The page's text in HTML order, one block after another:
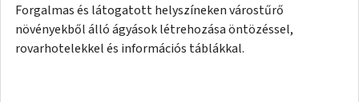
Forgalmas és látogatott helyszíneken várostűrő
növényekből álló ágyások létrehozása öntözéssel,
rovarhotelekkel és információs táblákkal.